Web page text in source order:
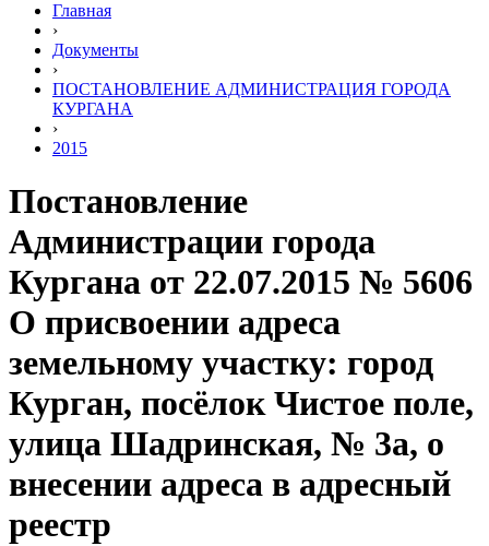
Главная
›
Документы
›
ПОСТАНОВЛЕНИЕ АДМИНИСТРАЦИЯ ГОРОДА
КУРГАНА
›
2015
Постановление
Администрации города
Кургана от 22.07.2015 № 5606
О присвоении адреса
земельному участку: город
Курган, посёлок Чистое поле,
улица Шадринская, № 3а, о
внесении адреса в адресный
реестр